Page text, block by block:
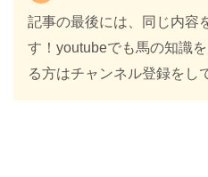
記事の最後には、同じ内容
す！youtubeでも馬の知識
る方はチャンネル登録をし